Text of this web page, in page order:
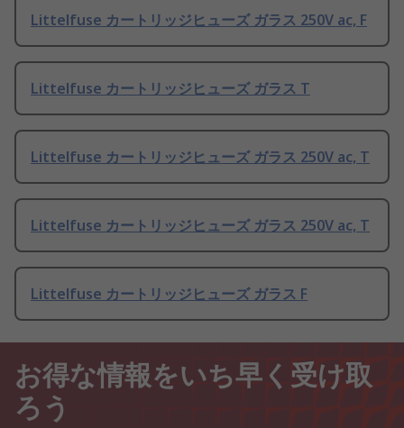
Littelfuse カートリッジヒューズ ガラス 250V ac, F
Littelfuse カートリッジヒューズ ガラス T
Littelfuse カートリッジヒューズ ガラス 250V ac, T
Littelfuse カートリッジヒューズ ガラス 250V ac, T
Littelfuse カートリッジヒューズ ガラス F
お得な情報をいち早く受け取
ろう